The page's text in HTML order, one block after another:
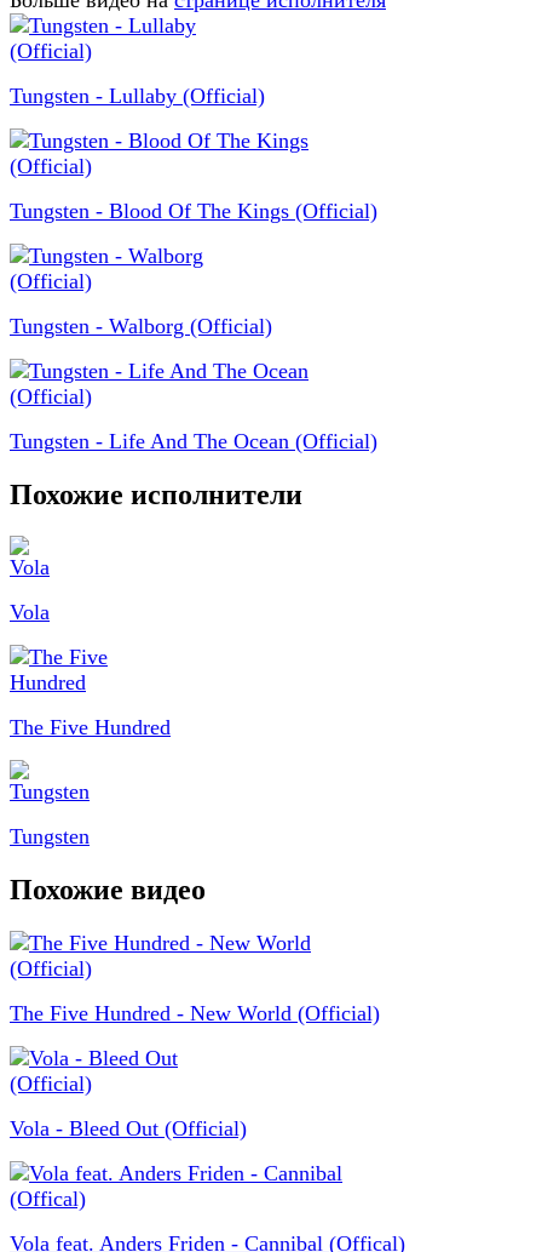
Tungsten - Lullaby (Official)
Tungsten - Blood Of The Kings (Official)
Tungsten - Walborg (Official)
Tungsten - Life And The Ocean (Official)
Похожие исполнители
Vola
The Five Hundred
Tungsten
Похожие видео
The Five Hundred - New World (Official)
Vola - Bleed Out (Official)
Vola feat. Anders Friden - Cannibal (Offical)